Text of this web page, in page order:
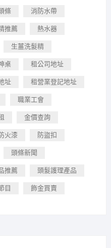
條 消防水帶
推薦 熱水器
生薑洗髮精
桌 租公司地址
址 租營業登記地址
職業工會
金價查詢
火漆 防盜扣
頭條新聞
推薦 頭髮護理產品
目 飾金買賣